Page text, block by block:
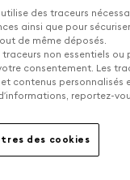
des traceurs
ainsi que pour
de même déposés.
traceurs non essentiels
consentement. Les
contenus personnalisés
reportez-
des cookies